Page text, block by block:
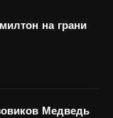
на грани
Медведь